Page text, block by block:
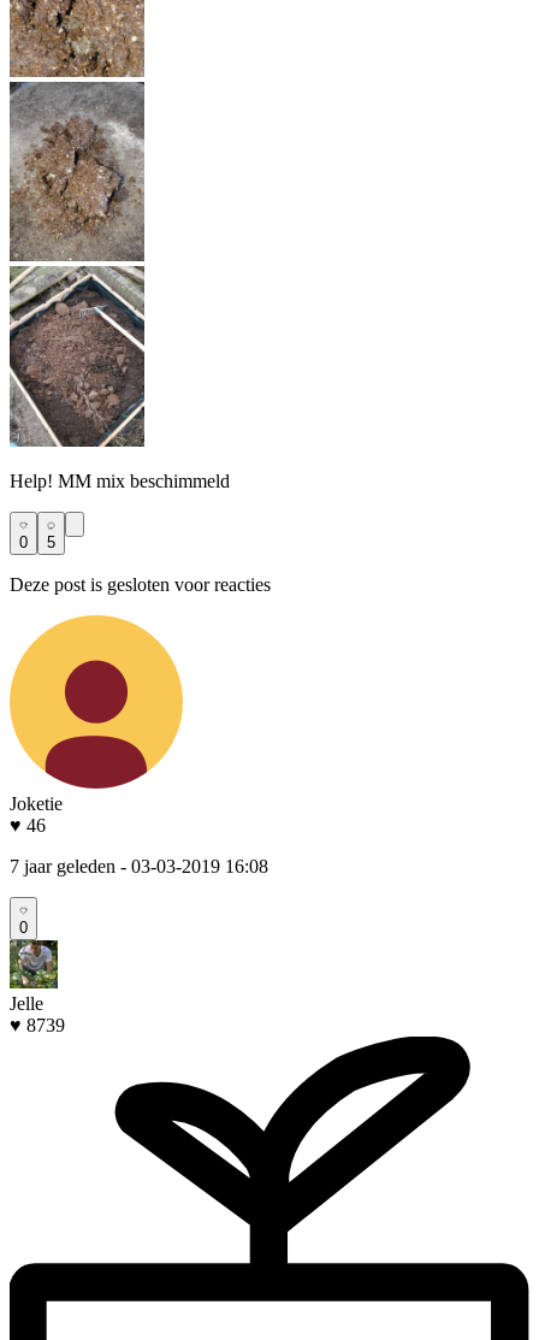
Help! MM mix beschimmeld
0 5
Deze post is gesloten voor reacties
Joketie
♥ 46
7 jaar geleden - 03-03-2019 16:08
0
Jelle
♥ 8739